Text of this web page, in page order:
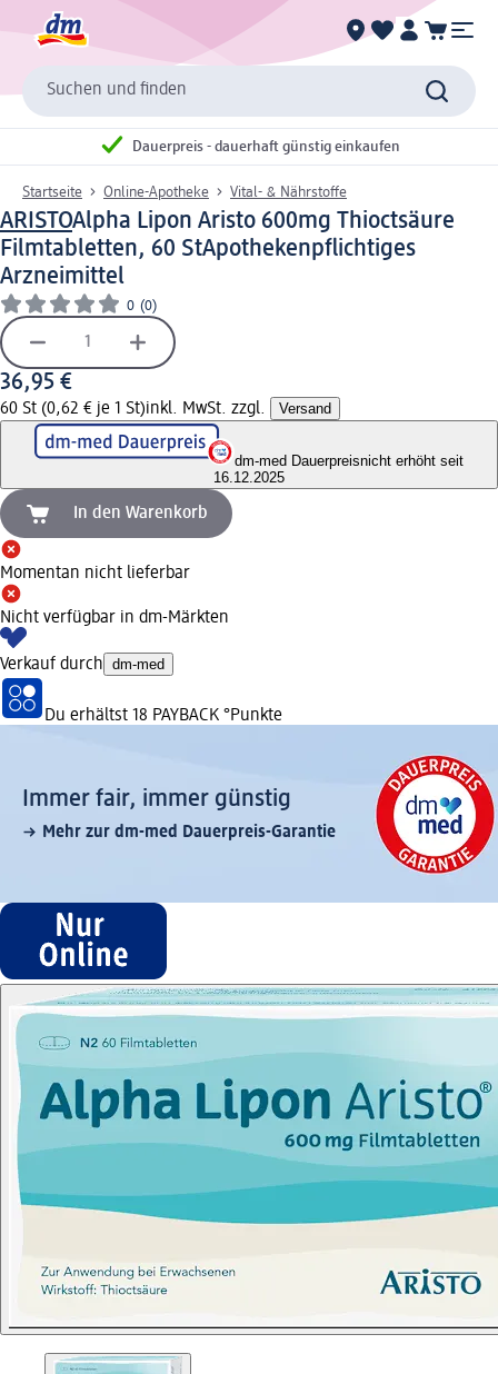
Suchen und finden
Dauerpreis - dauerhaft günstig einkaufen
Startseite Online-Apotheke Vital- & Nährstoffe
ARISTOAlpha Lipon Aristo 600mg Thioctsäure
Filmtabletten, 60 StApothekenpflichtiges
Arzneimittel
0 (0)
36,95 €
60 St (0,62 € je 1 St)inkl. MwSt. zzgl. Versand
dm-med Dauerpreisnicht erhöht seit
16.12.2025
In den Warenkorb
Momentan nicht lieferbar
Nicht verfügbar in dm-Märkten
Verkauf durch dm-med
Du erhältst 18 PAYBACK °Punkte
Immer fair,­ immer günstig
Mehr zur dm-med Dauerpreis-Garantie